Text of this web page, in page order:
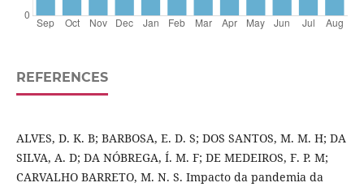
REFERENCES
ALVES, D. K. B; BARBOSA, E. D. S; DOS SANTOS, M. M. H; DA
SILVA, A. D; DA NÓBREGA, Í. M. F; DE MEDEIROS, F. P. M;
CARVALHO BARRETO, M. N. S. Impacto da pandemia da